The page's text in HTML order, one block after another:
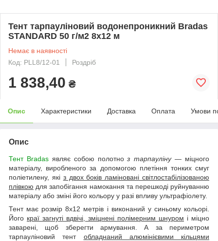
Тент тарпауліновий водонепроникний Bradas
STANDARD 50 г/м2 8х12 м
Немає в наявності
Код: PLL8/12-01
Роздріб
1 838,40 ₴
Опис Характеристики Доставка Оплата Умови
Опис
Тент Bradasявляє собою полотноз тарпауліну— міцного
матеріалу, виробленого за допомогою плетіння тонких смуг
поліетилену, які з двох боків ламіновані світлостабілізованою
плівкою для запобігання намокання та перешкоді руйнуванню
матеріалу або зміні його кольору у разі впливу ультрафіолету.
Тент має розмір 8х12 метрів і виконаний у синьому кольорі.
Його краї загнуті вдвічі, зміцнені полімерним шнуром і міцно
заварені, щоб зберегти армування. А за периметром
тарпауліновий тент обладнаний алюмінієвими кільцями